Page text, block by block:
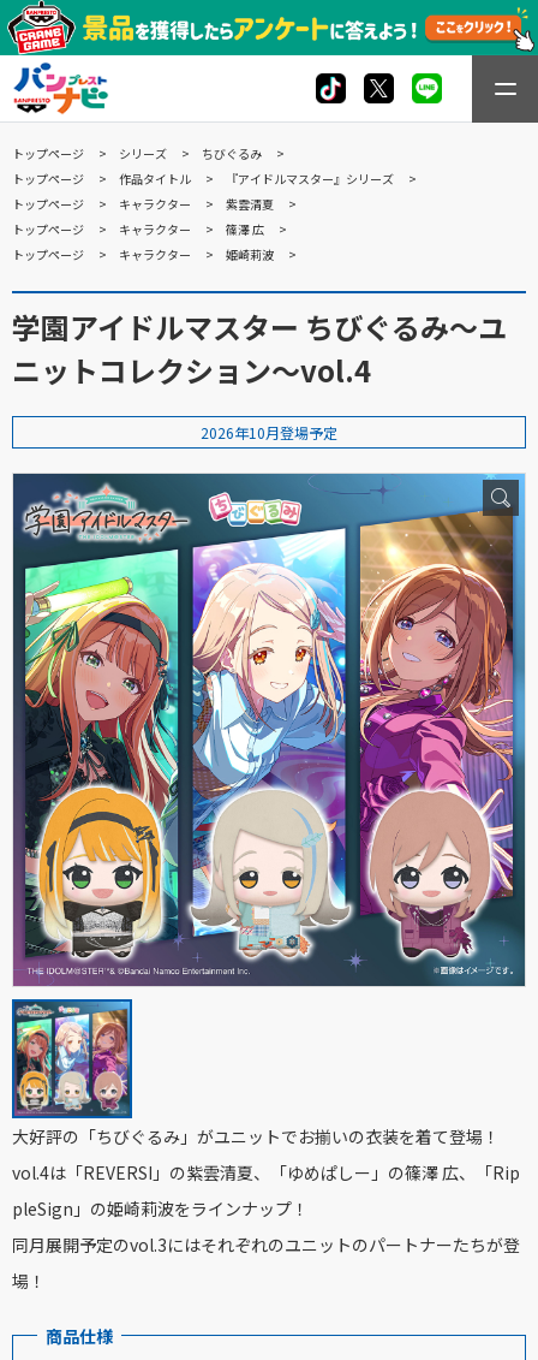
トップページ シリーズ
ちびぐるみ
トップページ
作品タイトル
『アイドルマスター』シリーズ
トップページ
キャラクター
紫雲清夏
トップページ
キャラクター
篠澤 広
トップページ
キャラクター 姫崎莉波
学園アイドルマスター ちびぐるみ～ユ
ニットコレクション～vol.4
2026年10月登場予定
大好評の「ちびぐるみ」がユニットでお揃いの衣装を着て登場！
vol.4は「REVERSI」の紫雲清夏、「ゆめぱしー」の篠澤 広、「Rip
pleSign」の姫崎莉波をラインナップ！
同月展開予定のvol.3にはそれぞれのユニットのパートナーたちが登
場！
商品仕様